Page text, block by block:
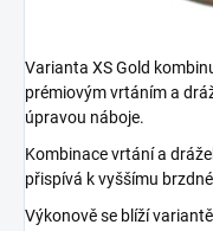
Varianta XS Gold
prémiovým vrtáním a
úpravou náboje.
Kombinace vrtání a
přispívá k vyššímu
Výkonově se blíží